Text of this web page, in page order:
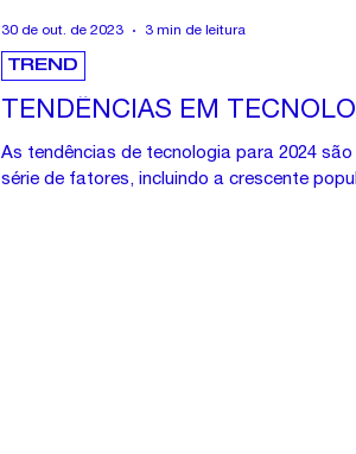
TENDÊNCIAS EM
As tendências de tecnologia para 2024
série de fatores, incluindo a crescente
TREND
30 de out. de 2023 3 min de leitura